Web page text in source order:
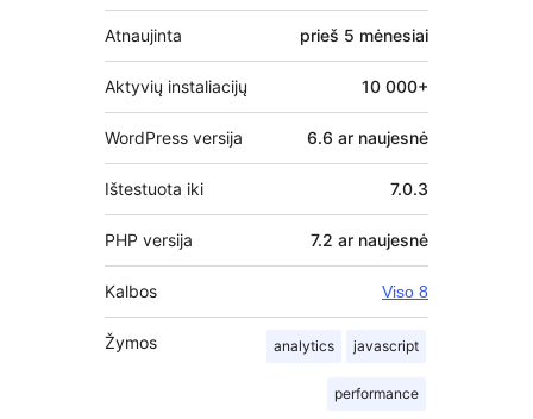
Atnaujinta prieš 5 mėnesiai
Aktyvių instaliacijų 10 000+
WordPress versija 6.6 ar naujesnė
Ištestuota iki 7.0.3
PHP versija 7.2 ar naujesnė
Kalbos Viso 8
Žymos analytics javascript
performance